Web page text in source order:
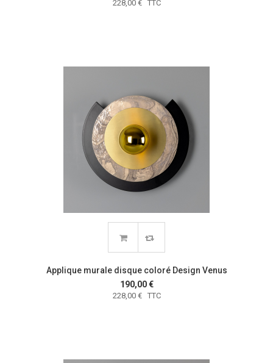
228,00 € TTC
Applique murale disque coloré Design Venus
190,00 €
228,00 € TTC